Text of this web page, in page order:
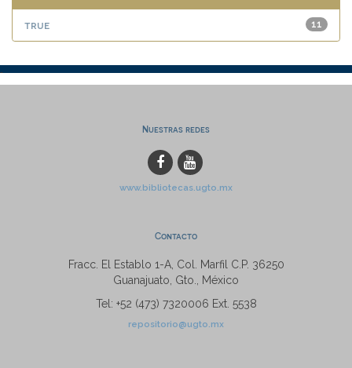
11
true
Nuestras redes
www.bibliotecas.ugto.mx
Contacto
Fracc. El Establo 1-A, Col. Marfil C.P. 36250
Guanajuato, Gto., México
Tel: +52 (473) 7320006 Ext. 5538
repositorio@ugto.mx